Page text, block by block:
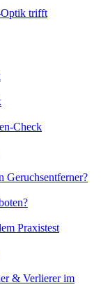
Optik trifft
Check
Geruchsentferner?
Praxistest
& Verlierer im